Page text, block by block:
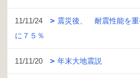
11/11/24
震災後、 耐震性能を
に７５％
11/11/20 年末大地震説